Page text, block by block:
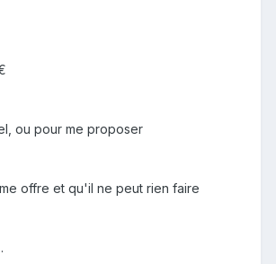
ou pour me proposer
offre et qu'il ne peut rien faire